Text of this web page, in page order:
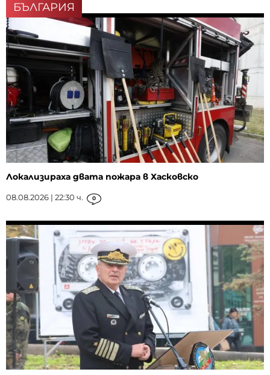
БЪЛГАРИЯ
Локализираха двата пожара в Хасковско
08.08.2026 | 22:30 ч. 0